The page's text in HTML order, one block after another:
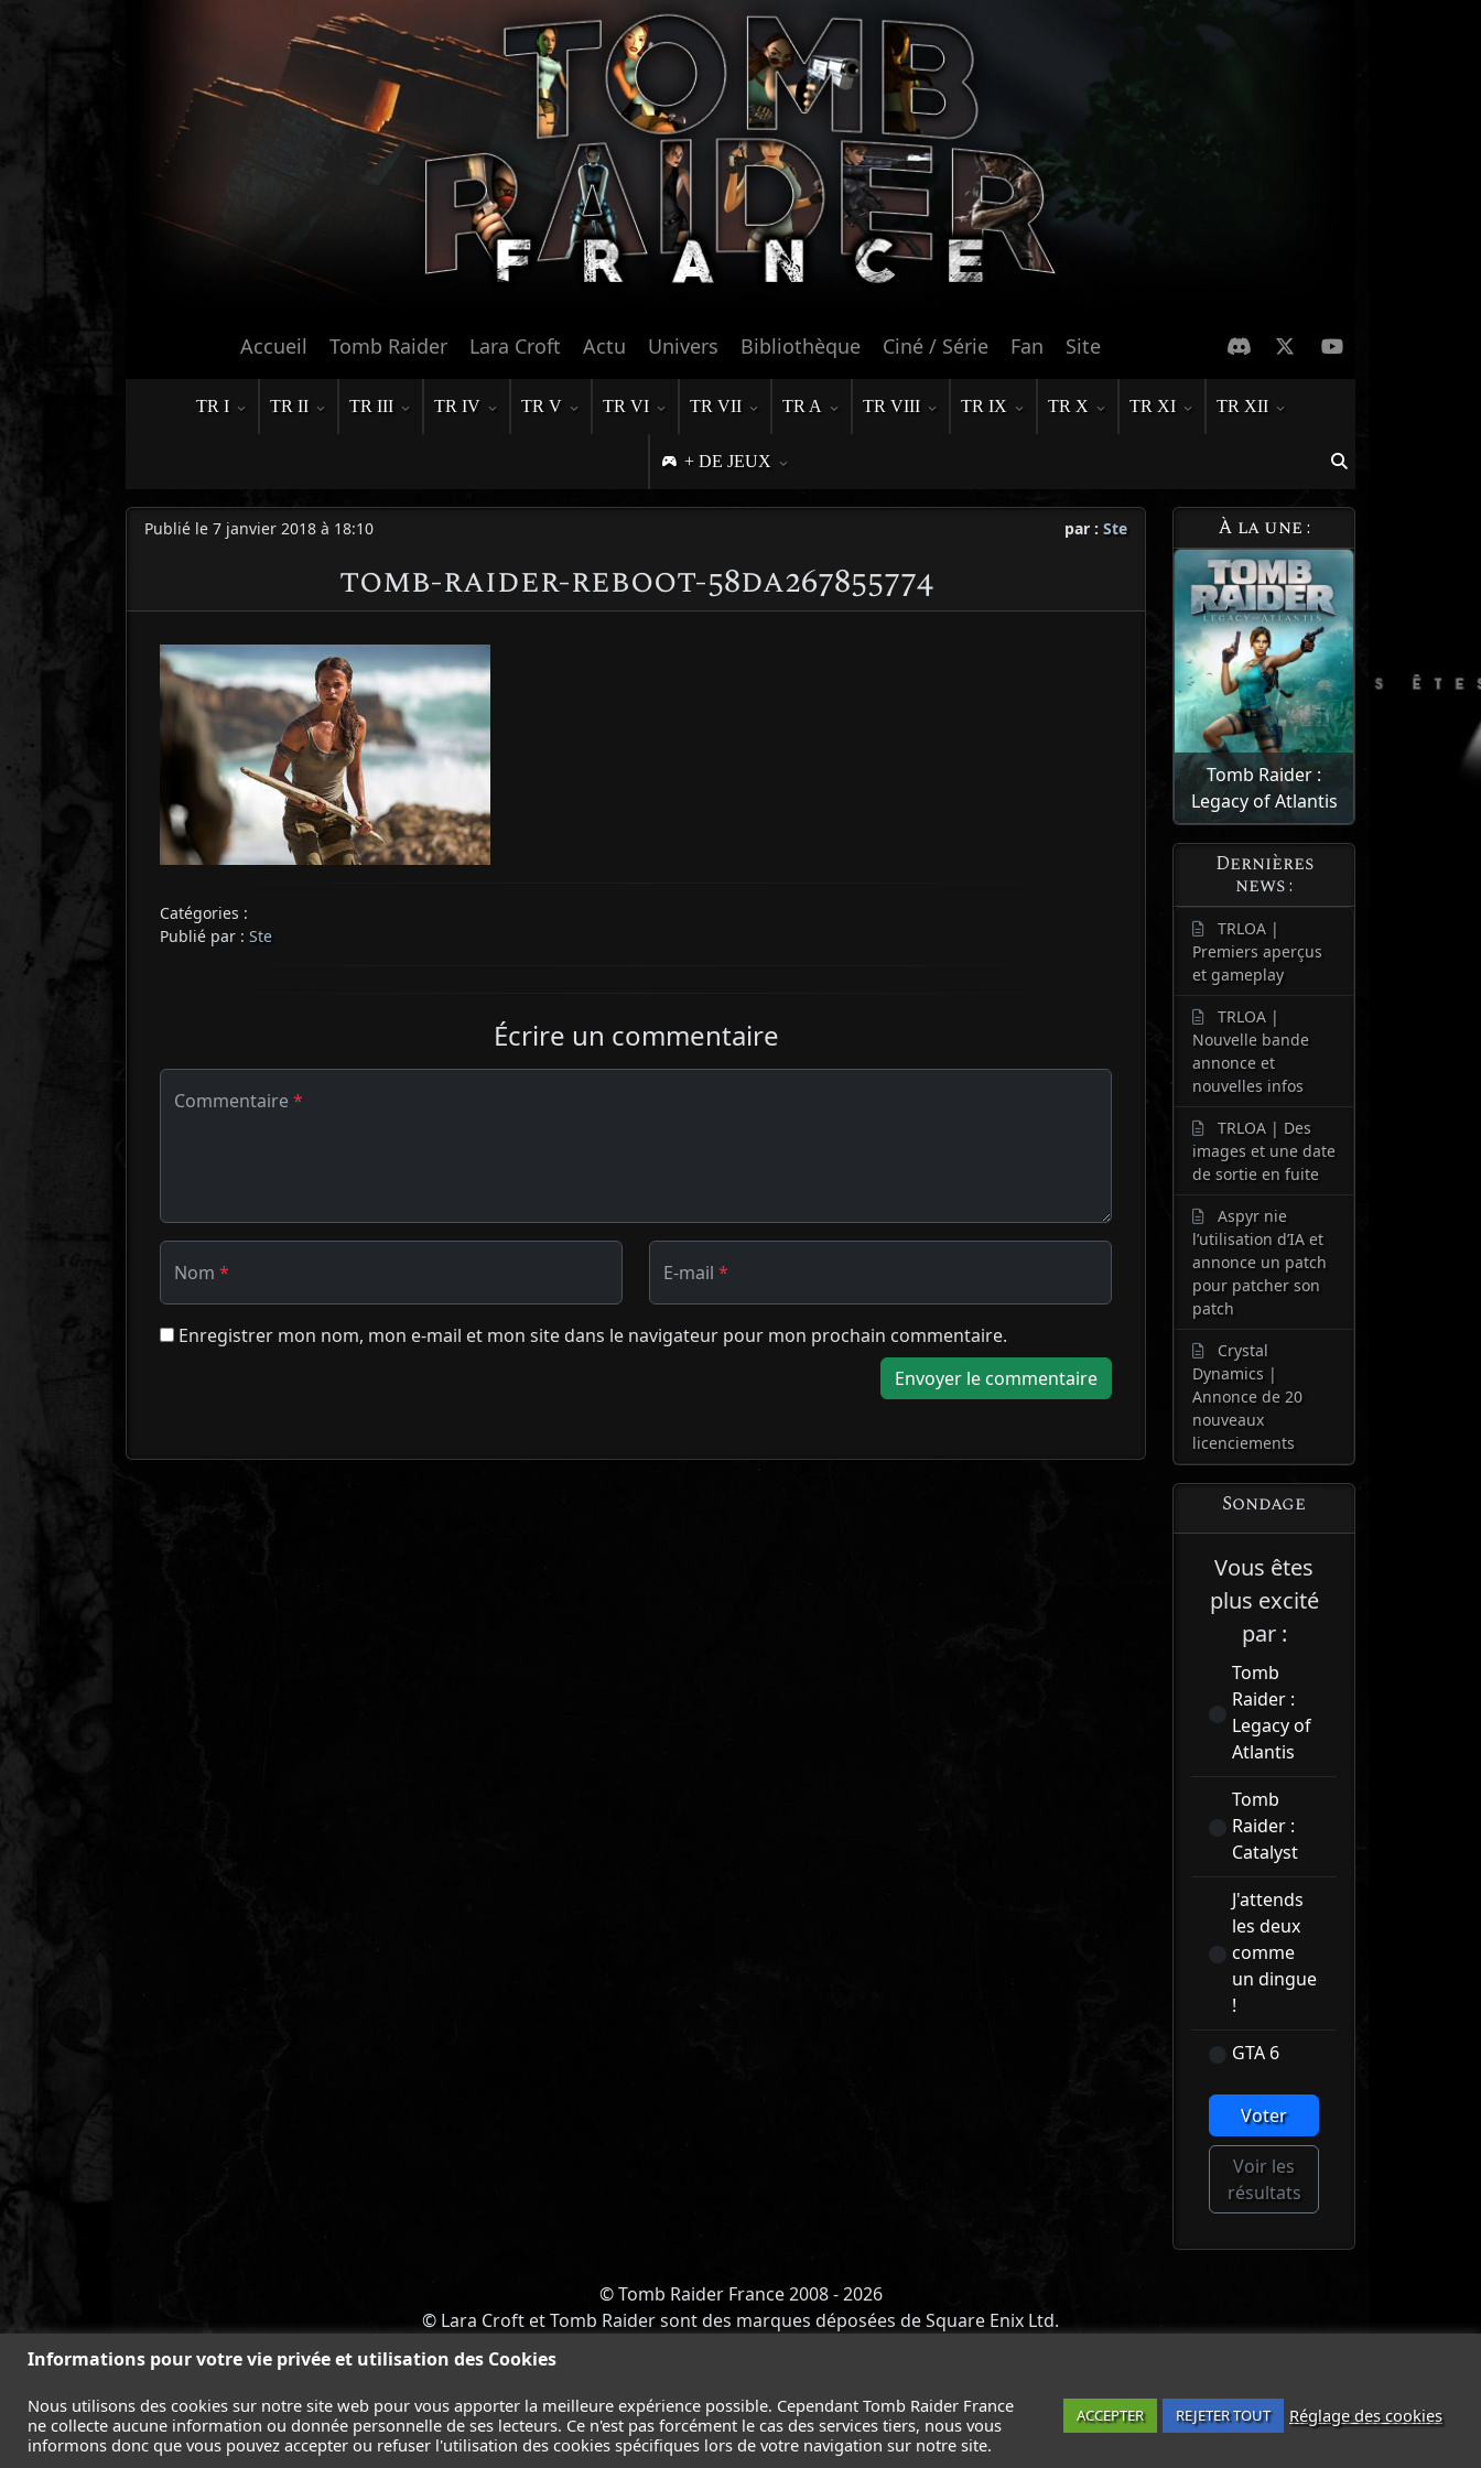
Accueil Tomb Raider Lara Croft Actu Univers Bibliothèque Ciné / Série Fan Site
TR I TR II TR III TR IV TR V TR VI TR VII TR A TR VIII TR IX TR X TR XI TR XII
+ DE JEUX
Publié le 7 janvier 2018 à 18:10 par : Ste
tomb-raider-reboot-58da267855774
Catégories :
Publié par : Ste
Écrire un commentaire
Commentaire*
Nom * E-mail *
Enregistrer mon nom, mon e-mail et mon site dans le navigateur pour mon prochain commentaire.
À la une :
Tomb Raider :
Legacy of Atlantis
Dernières
news :
TRLOA |
Premiers aperçus
et gameplay
TRLOA |
Nouvelle bande
annonce et
nouvelles infos
TRLOA | Des
images et une date
de sortie en fuite
Aspyr nie
l’utilisation d’IA et
annonce un patch
pour patcher son
patch
Crystal
Dynamics |
Annonce de 20
nouveaux
licenciements
Sondage
Vous êtes
plus excité
par :
Tomb
Raider :
Legacy of
Atlantis
Tomb
Raider :
Catalyst
J'attends
les deux
comme
un dingue
!
GTA 6
Voter
Voir les
résultats
Informations pour votre vie privée et utilisation des Cookies
Nous utilisons des cookies sur notre site web pour vous apporter la meilleure expérience possible. Cependant Tomb Raider France
ne collecte aucune information ou donnée personnelle de ses lecteurs. Ce n'est pas forcément le cas des services tiers, nous vous
informons donc que vous pouvez accepter ou refuser l'utilisation des cookies spécifiques lors de votre navigation sur notre site.
ACCEPTER REJETER TOUT Réglage des cookies
© Tomb Raider France 2008 - 2026
© Lara Croft et Tomb Raider sont des marques déposées de Square Enix Ltd.
ACCUEIL
TOMB RAIDER - LEGACY OF ATLANTIS